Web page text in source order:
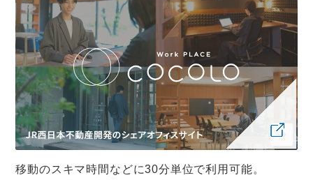
移動のスキマ時間などに30分単位で利用可能。